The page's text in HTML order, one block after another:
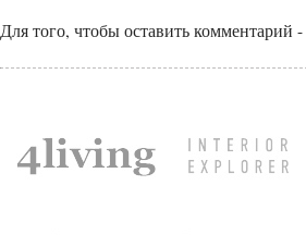
Для того, чтобы оставить комментарий -